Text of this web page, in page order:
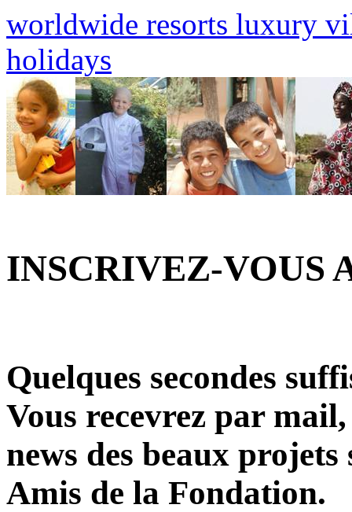
worldwide resorts luxury
holidays
INSCRIVEZ-VOUS
Quelques secondes
Vous recevrez par
news des beaux
Amis de la Fondation.